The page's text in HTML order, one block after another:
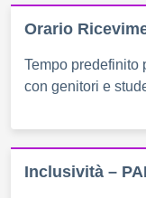
Orario
Tempo predefinito
con genitori e
Inclusività – PAI